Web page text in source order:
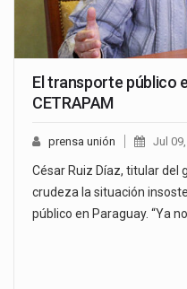
El transporte público
CETRAPAM
prensa unión Jul
César Ruiz Díaz, titular del
crudeza la situación
público en Paraguay. “Ya